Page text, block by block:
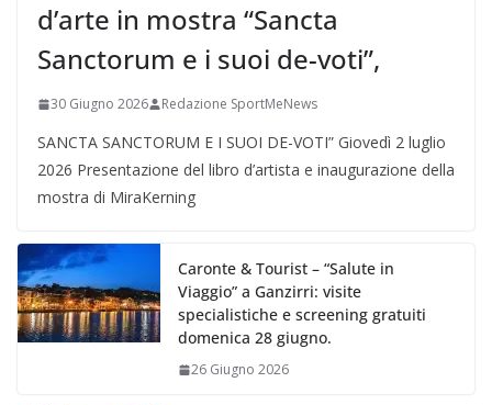
d’arte in mostra “Sancta
Sanctorum e i suoi de-voti”,
30 Giugno 2026 Redazione SportMeNews
SANCTA SANCTORUM E I SUOI DE-VOTI” Giovedì 2 luglio
2026 Presentazione del libro d’artista e inaugurazione della
mostra di MiraKerning
Caronte & Tourist – “Salute in
Viaggio” a Ganzirri: visite
specialistiche e screening gratuiti
domenica 28 giugno.
26 Giugno 2026